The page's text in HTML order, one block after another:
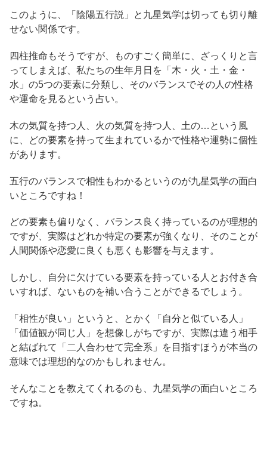
このように、「陰陽五行説」と九星気学は切っても切り離
せない関係です。
四柱推命もそうですが、ものすごく簡単に、ざっくりと言
ってしまえば、私たちの生年月日を「木・火・土・金・
水」の5つの要素に分類し、そのバランスでその人の性格
や運命を見るという占い。
木の気質を持つ人、火の気質を持つ人、土の…という風
に、どの要素を持って生まれているかで性格や運勢に個性
があります。
五行のバランスで相性もわかるというのが九星気学の面白
いところですね！
どの要素も偏りなく、バランス良く持っているのが理想的
ですが、実際はどれか特定の要素が強くなり、そのことが
人間関係や恋愛に良くも悪くも影響を与えます。
しかし、自分に欠けている要素を持っている人とお付き合
いすれば、ないものを補い合うことができるでしょう。
「相性が良い」というと、とかく「自分と似ている人」
「価値観が同じ人」を想像しがちですが、実際は違う相手
と結ばれて「二人合わせて完全系」を目指すほうが本当の
意味では理想的なのかもしれません。
そんなことを教えてくれるのも、九星気学の面白いところ
ですね。